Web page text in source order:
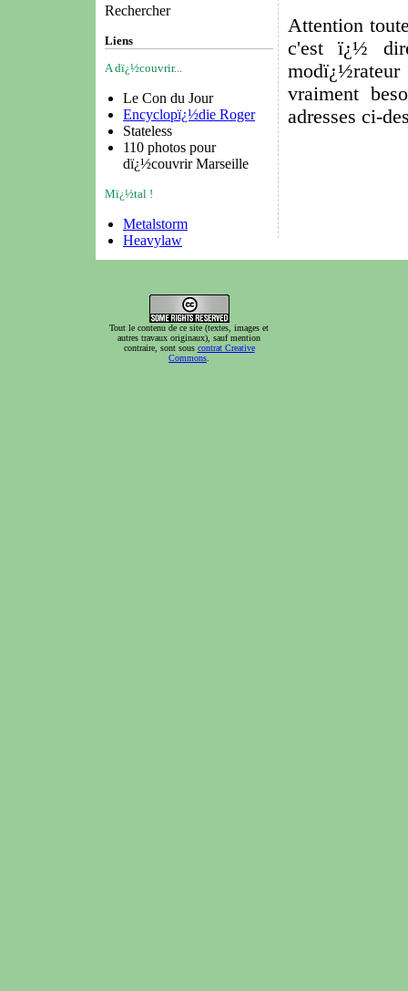
Rechercher
Liens
A dï¿½couvrir...
Le Con du Jour
Encyclopï¿½die Roger
Stateless
110 photos pour
dï¿½couvrir Marseille
Mï¿½tal !
Metalstorm
Heavylaw
Tout le contenu de ce site (textes, images et
autres travaux originaux), sauf mention
contraire, sont sous contrat Creative
Commons
Attention
c'est ï¿½
vraiment
adresses ci-